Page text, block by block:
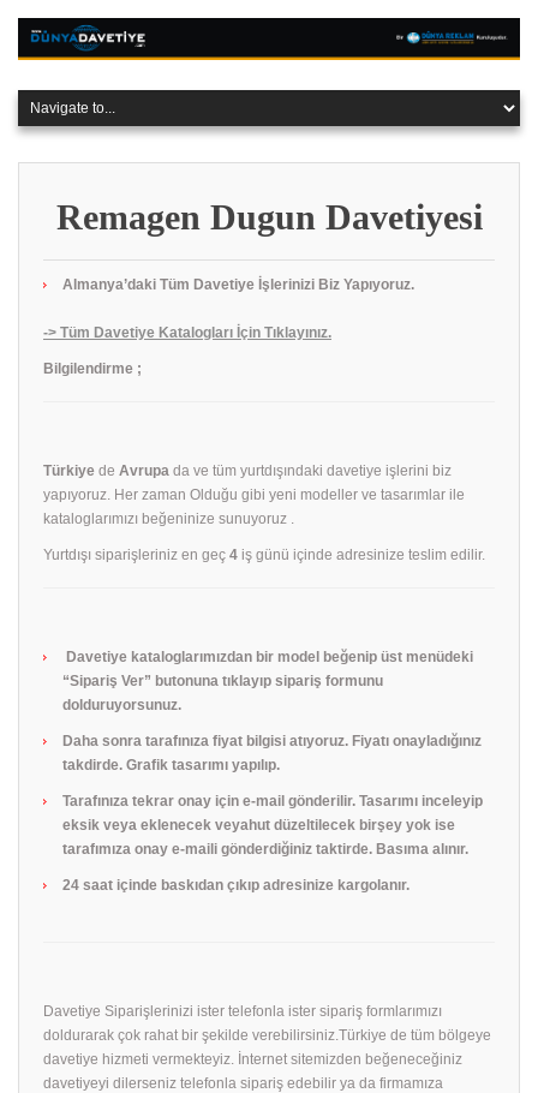
Remagen Dugun Davetiyesi
Almanya’daki Tüm Davetiye İşlerinizi Biz Yapıyoruz.
-> Tüm Davetiye Katalogları İçin Tıklayınız.
Bilgilendirme ;
Türkiye de Avrupa da ve tüm yurtdışındaki davetiye işlerini biz
yapıyoruz. Her zaman Olduğu gibi yeni modeller ve tasarımlar ile
kataloglarımızı beğeninize sunuyoruz .
Yurtdışı siparişleriniz en geç 4 iş günü içinde adresinize teslim edilir.
Davetiye kataloglarımızdan bir model beğenip üst menüdeki
“Sipariş Ver” butonuna tıklayıp sipariş formunu
dolduruyorsunuz.
Daha sonra tarafınıza fiyat bilgisi atıyoruz. Fiyatı onayladığınız
takdirde. Grafik tasarımı yapılıp.
Tarafınıza tekrar onay için e-mail gönderilir. Tasarımı inceleyip
eksik veya eklenecek veyahut düzeltilecek birşey yok ise
tarafımıza onay e-maili gönderdiğiniz taktirde. Basıma alınır.
24 saat içinde baskıdan çıkıp adresinize kargolanır.
Davetiye Siparişlerinizi ister telefonla ister sipariş formlarımızı
doldurarak çok rahat bir şekilde verebilirsiniz.Türkiye de tüm bölgeye
davetiye hizmeti vermekteyiz. İnternet sitemizden beğeneceğiniz
davetiyeyi dilerseniz telefonla sipariş edebilir ya da firmamıza